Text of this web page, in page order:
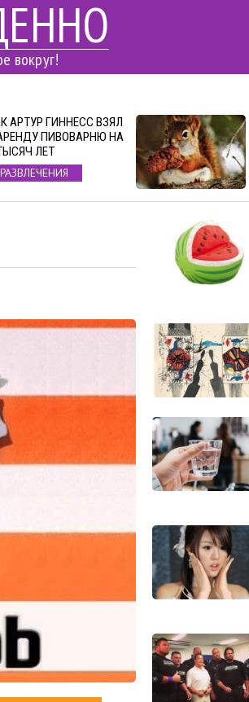
вокруг!
АРТУР ГИННЕСС ВЗЯЛ
ПИВОВАРНЮ НА
ЛЕТ
РАЗВЛЕЧЕНИЯ